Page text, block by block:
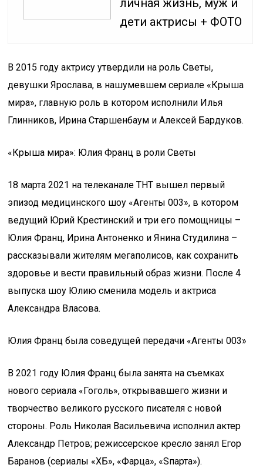
личная жизнь, муж и
дети актрисы + ФОТО
В 2015 году актрису утвердили на роль Светы,
девушки Ярослава, в нашумевшем сериале «Крыша
мира», главную роль в котором исполнили Илья
Глинников, Ирина Старшенбаум и Алексей Бардуков.
«Крыша мира»: Юлия Франц в роли Светы
18 марта 2021 на телеканале ТНТ вышел первый
эпизод медицинского шоу «Агенты 003», в котором
ведущий Юрий Крестинский и три его помощницы –
Юлия Франц, Ирина Антоненко и Янина Студилина –
рассказывали жителям мегаполисов, как сохранить
здоровье и вести правильный образ жизни. После 4
выпуска шоу Юлию сменила модель и актриса
Александра Власова.
Юлия Франц была соведущей передачи «Агенты 003»
В 2021 году Юлия Франц была занята на съемках
нового сериала «Гоголь», открывавшего жизни и
творчество великого русского писателя с новой
стороны. Роль Николая Васильевича исполнил актер
Александр Петров; режиссерское кресло занял Егор
Баранов (сериалы «ХБ», «Фарца», «Sпарта»).